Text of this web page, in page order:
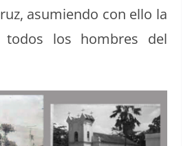
asum­ien­do con ello la
todos los hom­bres del